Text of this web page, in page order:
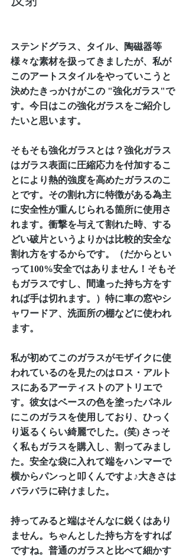
ステンドグラス、タイル、陶磁器等
様々な素材を扱ってきましたが、私が
このアートスタイルをやっていこうと
決めたきっかけがこの "強化ガラス"で
す。今日はこの強化ガラスをご紹介し
たいと思います。
そもそも強化ガラスとは？強化ガラス
はガラス表面に圧縮応力を付加するこ
とにより熱的強度を高めたガラスのこ
とです。その割れ方に特徴がある為主
に安全性が重んじられる箇所に使用さ
れます。衝撃を与えて割れた時、する
どい破片というよりかは比較的安全な
割れ方をするからです。（だからとい
って100%安全ではありません！そもそ
もガラスですし、間違った持ち方をす
れば手は切れます。）特に車の窓やシ
ャワードア、洗面所の棚などに使われ
ます。
私が初めてこのガラスがモザイクに使
われているのを見たのはロス・アルト
スにあるアーティストのアトリエで
す。彼女はベースの色を塗ったパネル
にこのガラスを使用しており、ひっく
り返るくらい綺麗でした。(笑) さっそ
く私もガラスを購入し、割ってみまし
た。安全な袋に入れて端をハンマーで
横からパンっと叩くんですよ♪大きさは
バラバラに砕けました。
持ってみると端はそんなに鋭くはあり
ません。ちゃんとした持ち方をすれば
ですね。普通のガラスと比べて細かす